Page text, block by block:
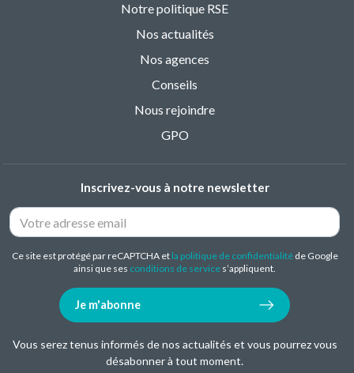
Notre politique RSE
Nos actualités
Nos agences
Conseils
Nous rejoindre
GPO
Inscrivez-vous à notre newsletter
Ce site est protégé par reCAPTCHA et la politique de confidentialitéde Google
ainsi que ses conditions de service s’appliquent.
Je m'abonne
Vous serez tenus informés de nos actualités et vous pourrez vous
désabonner à tout moment.